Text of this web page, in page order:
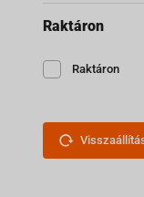
Raktáron
Raktáron